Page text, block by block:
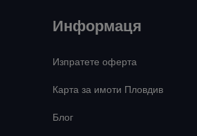
Информаця
Изпратете оферта
Карта за имоти Пловдив
Блог